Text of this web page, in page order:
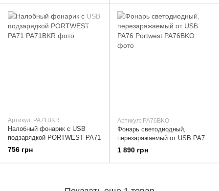
Артикул: PA71BKR
Налобный фонарик с USB
подзарядкой PORTWEST PA71
756 грн
Артикул: PA76BKO
Фонарь светодиодный,
перезаряжаемый от USB PA76
Portwest
1 890 грн